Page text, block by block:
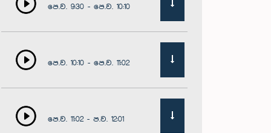
පෙ.ව. 9:30 - පෙ.ව. 10:10
පෙ.ව. 10:10 - පෙ.ව. 11:02
පෙ.ව. 11:02 - ප.ව. 12:01